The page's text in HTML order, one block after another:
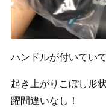
ハンドルが付いてい
起き上がりこぼし形
躍間違いなし！